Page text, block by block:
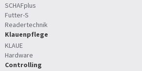
SCHAFplus
Futter-S
Readertechnik
Klauenpflege
KLAUE
Hardware
Controlling